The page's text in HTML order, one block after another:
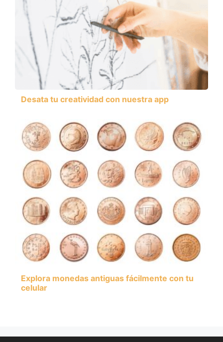
Desata tu creatividad con nuestra app
Explora monedas antiguas fácilmente con tu
celular